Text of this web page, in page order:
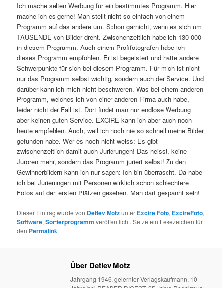
Ich mache selten Werbung für ein bestimmtes Programm. Hier
mache ich es gerne! Man stellt nicht so einfach von einem
Programm auf das andere um. Schon garnicht, wenn es sich um
TAUSENDE von Bilder dreht. Zwischenzeitlich habe ich 130 000
in diesem Programm. Auch einem Profifotografen habe ich
dieses Programm empfohlen. Er ist begeistert und hatte andere
Schwerpunkte für sich bei diesem Programm. Für mich ist nicht
nur das Programm selbst wichtig, sondern auch der Service. Und
darüber kann ich mich nicht beschweren. Was bei einem anderen
Programm, welches ich von einer anderen Firma auch habe,
leider nicht der Fall ist. Dort findet man nur endlose Werbung
aber keinen guten Service. EXCIRE kann ich aber auch noch
heute empfehlen. Auch, weil ich noch nie so schnell meine Bilder
gefunden habe. Wer es noch nicht weiss: Es gibt
zwischenzeitlich damit auch Jurierungen! Das heisst, keine
Juroren mehr, sondern das Programm juriert selbst! Zu den
Gewinnerbildern kann ich nur sagen: Ich bin überrascht. Da habe
ich bei Jurierungen mit Personen wirklich schon schlechtere
Fotos auf den ersten Plätzen gesehen. Man darf gespannt sein!
Dieser Eintrag wurde von Detlev Motzunter Excire Foto, ExcireFoto,
Software,Sortierprogramm veröffentlicht. Setze ein Lesezeichen für
den Permalink.
Über Detlev Motz
Jahrgang 1946, gelernter Verlagskaufmann, 10